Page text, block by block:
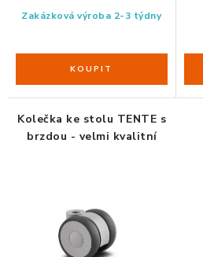
Zakázková výroba 2-3 týdny
Kolečka ke stolu TENTE s
brzdou - velmi kvalitní